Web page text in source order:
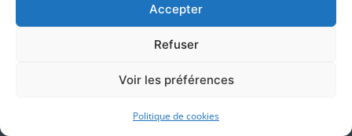
Accepter
Refuser
Voir les préférences
Politique de cookies
Pôle vente aux enchères
Permis de construire, de démolir